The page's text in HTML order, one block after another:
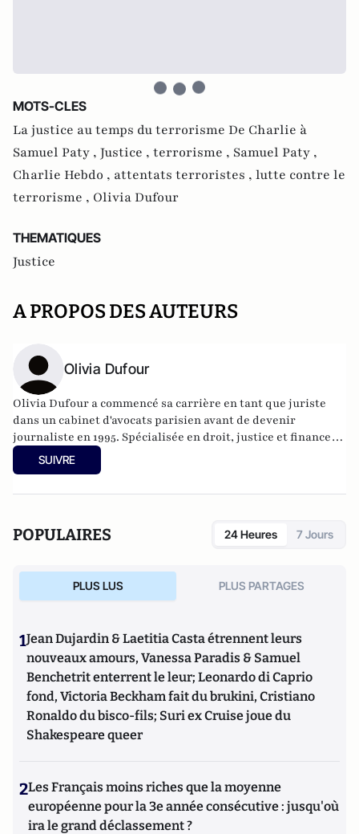
MOTS-CLES
La justice au temps du terrorisme De Charlie à
Samuel Paty , Justice , terrorisme , Samuel Paty ,
Charlie Hebdo , attentats terroristes , lutte contre le
terrorisme , Olivia Dufour
THEMATIQUES
Justice
A PROPOS DES AUTEURS
Olivia Dufour
Olivia Dufour a commencé sa carrière en tant que juriste
dans un cabinet d'avocats parisien avant de devenir
journaliste en 1995. Spécialisée en droit, justice et finance,
elle est actuellement responsable du développement
éditorial du site Actu-Juridique (Groupe Lextenso). Elle est
justice en voie de déshumanisation », tous les trois publiés
SUIVRE
POPULAIRES 24 Heures 7 Jours
PLUS LUS PLUS PARTAGES
1Jean Dujardin & Laetitia Casta étrennent leurs
nouveaux amours, Vanessa Paradis & Samuel
Benchetrit enterrent le leur; Leonardo di Caprio
fond, Victoria Beckham fait du brukini, Cristiano
Ronaldo du bisco-fils; Suri ex Cruise joue du
Shakespeare queer
2Les Français moins riches que la moyenne
européenne pour la 3e année consécutive : jusqu'où
ira le grand déclassement ?